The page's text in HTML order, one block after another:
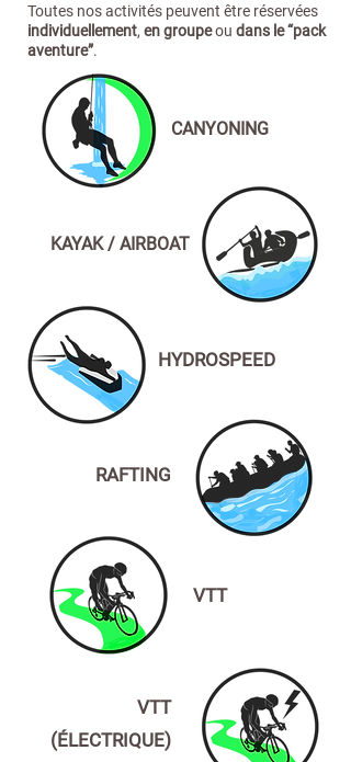
Si vous vous demandez que faire à Briançon ou que faire autour de Briançon, laissez-vous tenter par des activités sportives en pleine nature, entre montagnes et rivières,
au cœur du Parc des Écrins. Découvrez le canyoning à Briançon, au canyon du Fournel, ou encore dans les gorges sauvages de Serre Chevalier, idéales pour faire le plein
de sensations fortes. Le canyoning dans les Hautes-Alpes est une aventure inoubliable, accessible aux débutants, avec des moniteurs diplômés pour des descentes
encadrées. Les amateurs de sports d’eau pourront également s’essayer à l’hydrospeed, au canoë-kayak, ou encore au paddle sur un plan d’eau ou une embarcation
adaptée, offrant une expérience aquatique unique. Que ce soit pour une demi-journée ou un week-end, les activités à Briançon ne manquent pas, entre via-ferrata,
randonnée, rando et escalade sur les falaises emblématiques de la région. En été, le Briançon tourisme été met en avant ces aventures sportives, mais même en hiver,
il y a que faire à Briançon en hiver avec des options comme la ferrata ou des sorties encadrées. Les gorges du Fournel sont un spot incontournable pour le canyoning du
Fournel, avec des parcours adaptés aussi bien pour les familles que les passionnés de sensations. Pour une pause conviviale, les bases de loisirs locales proposent des
espaces pique-nique et de baignade après une belle sortie en VTT ou une descente en eau-vive. Le canyon Embrun ou le canyon Serre Chevalier offrent eux aussi des
parcours variés pour tous les niveaux. En cas de mauvais temps, si vous cherchez que faire à Briançon quand il pleut, certaines activités Briançon se déroulent en intérieur
ou en eau-vive avec combinaisons adaptées. Que faire à Briançon en été ? Entre canyoning Haute-Alpes, canyoning hautes-alpes, et canyoning Serre Chevalier, les
amoureux de nature et de sports nautiques seront comblés. La Fédération Française encadre certaines de ces disciplines pour garantir la sécurité. Qu’il s’agisse de
s’initier à la grimpe, de nager dans des torrents limpides, ou de partir explorer un canyon hautes-alpes, les Alpes canyoning sont un terrain de jeu idéal pour tous les
aventuriers. Alors, si vous cherchez une activité Briançon, de la baignade aux descentes vertigineuses, en passant par le loisir et les aventures extrêmes, Briançon et les
Hautes-Alpes vous réservent une palette d’émotions grandeur nature.
Découvrez toutes nos activités outdoor à L'Argentière La Bessée et
dans le Parc des Écrins : canyoning, rafting, hydrospeed, kayak / air
boat, randonnée VTT et VTTAE. Encadrées par des moniteurs
diplômés, nos expériences s’adressent aux débutants comme aux
passionnés de sensations fortes. Explorez les gorges, domptez les
rivières, grimpez les sommets ou dévalez les sentiers, pour un séjour
Activités outdoor à L'Argentière La Bessée | Canyoning, Rafting, VTT
dans les Hautes-Alpes et les Écrins
canyoning, hydrospeed, VTT, Briançon, Parc des Écrins, sensations, randonnée, gorges, sportives, pleine nature, canoë,
demi-journée, débutants, rivières, ferrata, via-ferrata, rando, Fédération Française, base de loisirs, escalade, sensations
fortes, activités sportives, eau-vive, encadrées, grimpe, descentes, plan d’eau, initier, canoë-kayak, aquatique, paddle,
nautiques, moniteurs diplômés, loisir, pique-nique, week-end, nager, nautique, sports d’eau, embarcation, baignade, le
Fournel, que faire à Briançon, Haute-Alpes canyoning, Hautes-Alpes canyoning, hautes-alpes canyoning, activité
Briançon, Briançon que faire, canyon Embrun, canyon Hautes-Alpes, canyoning Hautes-Alpes, canyoning hautes-alpes,
canyon hautes-alpes, canyoning Haute-Alpes, que faire à Briançon quand il pleut, Briançon activités à découvrir,
canyoning Briançon, canyon Briançon, que faire à Briançon en été, que faire à Briançon, que faire à Briançon en hiver,
canyoning Serre Chevalier, canyon Serre Chevalier, activités Briançon, canyon du Fournel, canyoning du Fournel, Briançon
tourisme été, canyon Fournel, canyoning Fournel, que faire autour de Briançon, canyon Briançon, Serre Chevalier
rando VTT et VTT électrique Argentière la bessée, rando VTT et VTT électrique Vallouise Pelvoux, rando VTT et VTT
électrique Puy saint Vincent
Toutes nos activités peuvent être réservées
individuellement, en groupeou dans le “pack
aventure”.
CANYONING
KAYAK / AIRBOAT
HYDROSPEED
RAFTING
VTT
VTT
(ÉLECTRIQUE)